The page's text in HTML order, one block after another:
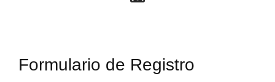
Formulario de Registro